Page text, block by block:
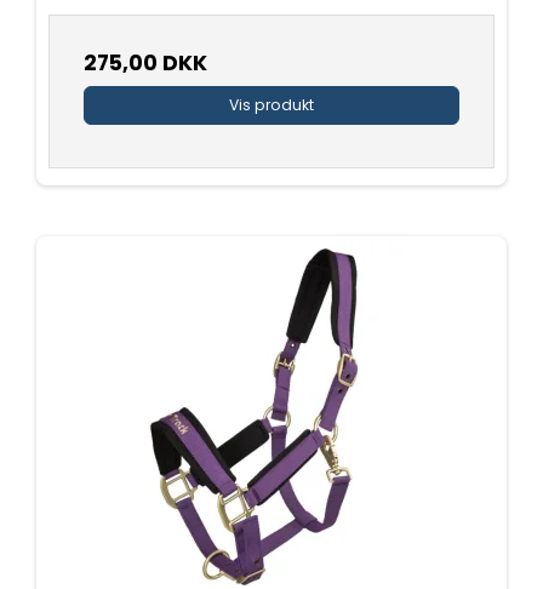
275,00 DKK
Vis produkt